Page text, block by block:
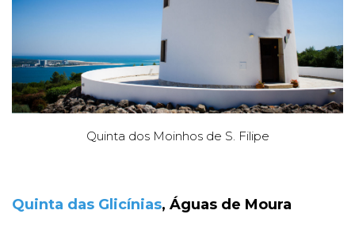
Quinta dos Moinhos de S. Filipe
Quinta das Glicínias, Águas de Moura